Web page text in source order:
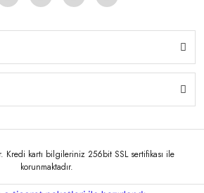
Kredi kartı bilgileriniz 256bit SSL sertifikası ile
korunmaktadır.